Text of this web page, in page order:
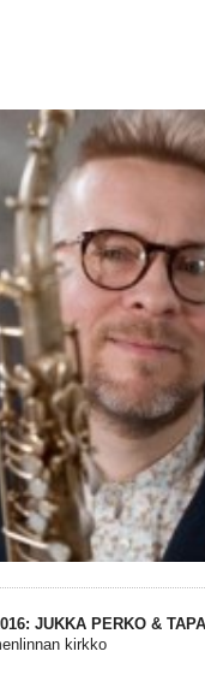
JUKKA PERKO &
kirkko